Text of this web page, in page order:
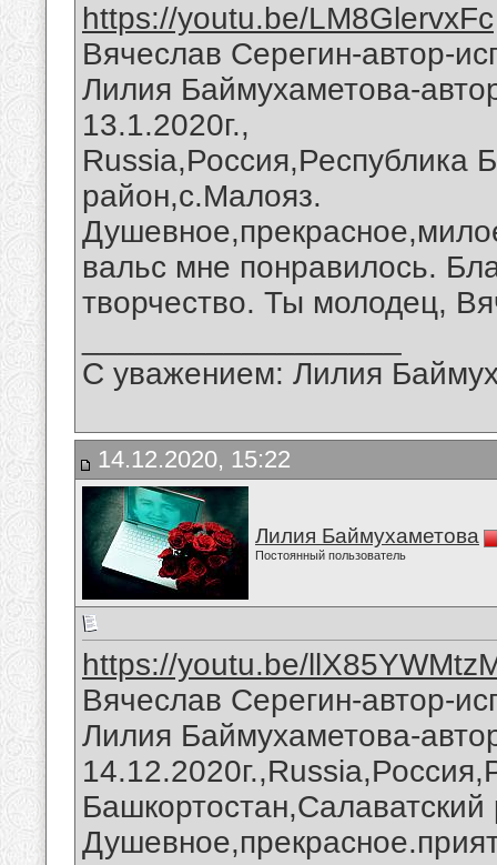
https://youtu.be/LM8GlervxFc
Вячеслав Серегин-автор-
Лилия Баймухаметова-
13.1.2020г.,
Russia,Россия,Республика
район,с.Малояз.
вальс мне понравилось.
творчество. Ты молодец,
С уважением: Лилия
14.12.2020, 15:22
Лилия Баймухаметова
Постоянный пользователь
https://youtu.be/
Вячеслав Серегин-автор-
Лилия Баймухаметова-